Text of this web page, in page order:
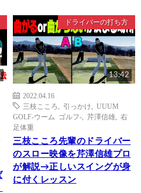
ドライバーの打ち方
13:42
2022.04.16
三枝こころ
引っかけ
UUUM
GOLF-ウーム ゴルフ-
芹澤信雄
右
足体重
三枝こころ先輩のドライバー
のスロー映像を芹澤信雄プロ
が解説→正しいスイングが身
に付くレッスン